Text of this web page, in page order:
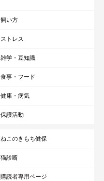
飼い方
ストレス
雑学・豆知識
食事・フード
健康・病気
保護活動
ねこのきもち健保
猫診断
購読者専用ページ